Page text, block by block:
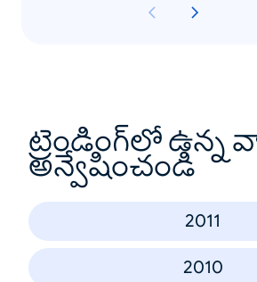
ట్రెండింగ్‌లో ఉన్న
అన్వేషించండి
2011
2010